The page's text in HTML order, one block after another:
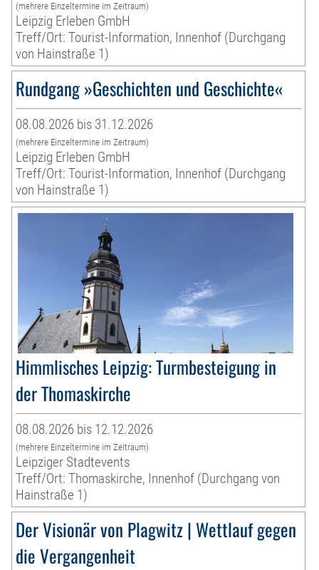
(mehrere Einzeltermine im Zeitraum)
Leipzig Erleben GmbH
Treff/Ort: Tourist-Information, Innenhof (Durchgang
von Hainstraße 1)
Rundgang »Geschichten und Geschichte«
08.08.2026 bis 31.12.2026
(mehrere Einzeltermine im Zeitraum)
Leipzig Erleben GmbH
Treff/Ort: Tourist-Information, Innenhof (Durchgang
von Hainstraße 1)
Himmlisches Leipzig: Turmbesteigung in
der Thomaskirche
08.08.2026 bis 12.12.2026
(mehrere Einzeltermine im Zeitraum)
Leipziger Stadtevents
Treff/Ort: Thomaskirche, Innenhof (Durchgang von
Hainstraße 1)
Der Visionär von Plagwitz | Wettlauf gegen
die Vergangenheit